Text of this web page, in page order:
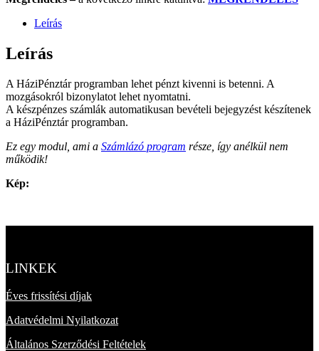
Leírás
Leírás
A HáziPénztár programban lehet pénzt kivenni is betenni. A
mozgásokról bizonylatot lehet nyomtatni.
A készpénzes számlák automatikusan bevételi bejegyzést készítenek
a HáziPénztár programban.
Ez egy modul, ami a Számlázó program része, így anélkül nem
működik!
Kép:
LINKEK
Éves frissítési díjak
Adatvédelmi Nyilatkozat
Általános Szerződési Feltételek